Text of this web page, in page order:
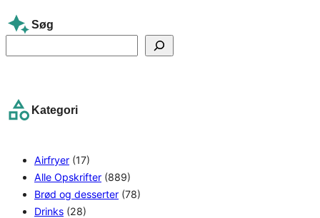
Søg
e
c
Kategori
Airfryer (17)
Alle Opskrifter (889)
Brød og desserter (78)
Drinks (28)